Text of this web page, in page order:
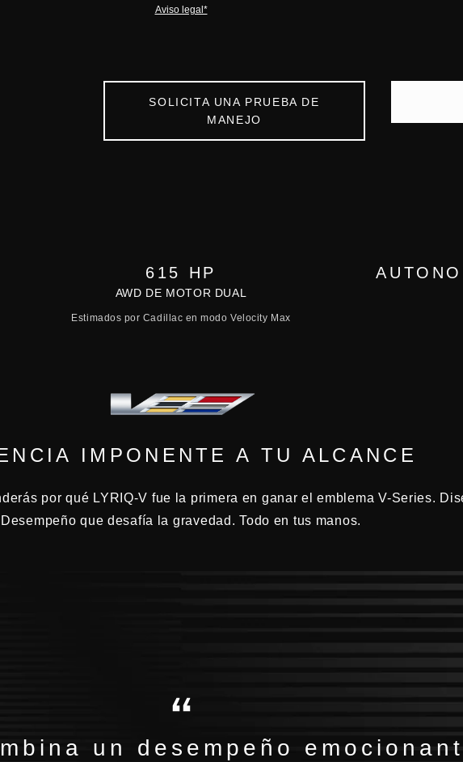
Aviso legal*
SOLICITA UNA PRUEBA DE
MANEJO
615 HP
AWD DE MOTOR DUAL
Estimados por Cadillac en modo Velocity Max
IMPONENTE A TU ALCANCE
por qué LYRIQ-V fue la primera en ganar el emblema V-Series.
Desempeño que desafía la gravedad. Todo en tus manos.
un desempeño